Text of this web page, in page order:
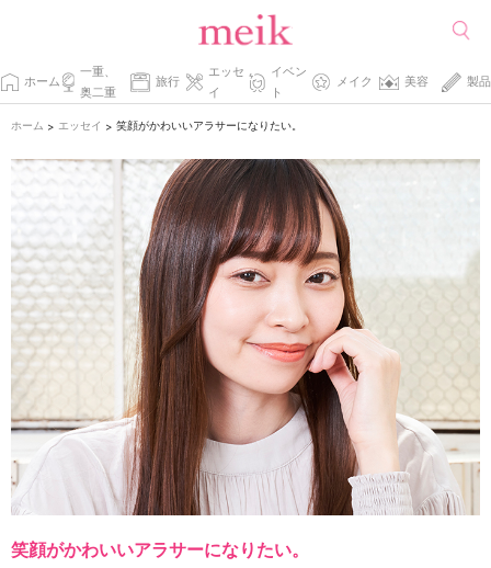
ホーム
一重、
奥二重
旅行
エッセ
イ
イベン
ト
メイク 美容 製品
ホーム > エッセイ > 笑顔がかわいいアラサーになりたい。
笑顔がかわいいアラサーになりたい。